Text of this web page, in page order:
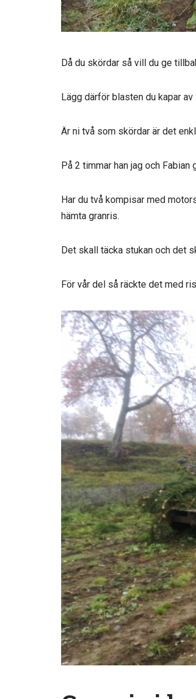
Då du skördar så vill du ge
Lägg därför blasten du kapar
Är ni två som skördar är det
På 2 timmar han jag och
Har du två kompisar med
hämta granris.
Det skall täcka stukan och det
För vår del så räckte det med